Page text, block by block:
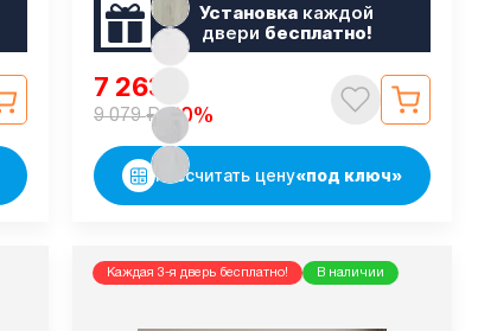
Установка каждой
двери бесплатно!
7 263
9 079₽-20%
Рассчитать цену«под ключ»
Каждая 3-я дверь бесплатно! В наличии